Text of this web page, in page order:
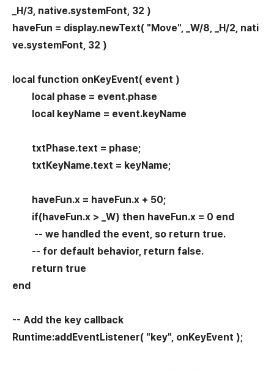
_H/3, native.systemFont, 32 )
haveFun = display.newText( "Move", _W/8, _H/2, nati
ve.systemFont, 32 )
local function onKeyEvent( event )
local phase = event.phase
local keyName = event.keyName
txtPhase.text = phase;
txtKeyName.text = keyName;
haveFun.x = haveFun.x + 50;
if(haveFun.x > _W) then haveFun.x = 0 end
-- we handled the event, so return true.
-- for default behavior, return false.
return true
end
-- Add the key callback
Runtime:addEventListener( "key", onKeyEvent );